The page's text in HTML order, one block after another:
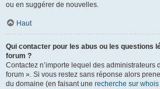
ou en suggérer de nouvelles.
Haut
Qui contacter pour les abus ou les questions
forum ?
Contactez n’importe lequel des administrateurs
forum ». Si vous restez sans réponse alors
du domaine (en faisant une recherche sur whois